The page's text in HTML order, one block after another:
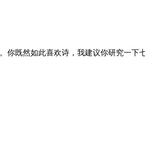
既然如此喜欢诗，我建议你研究一下